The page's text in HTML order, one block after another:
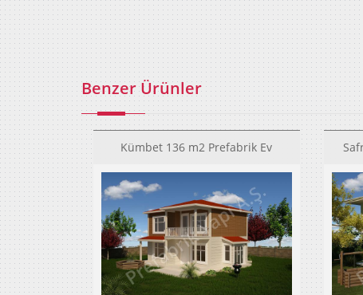
Benzer Ürünler
Kümbet 136 m2 Prefabrik Ev